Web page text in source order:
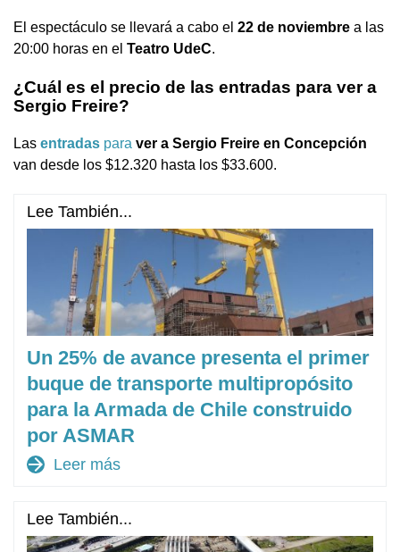
El espectáculo se llevará a cabo el 22 de noviembre a las
20:00 horas en el Teatro UdeC.
¿Cuál es el precio de las entradas para ver a
Sergio Freire?
Las entradas para ver a Sergio Freire en Concepción
van desde los $12.320 hasta los $33.600.
Lee También...
Un 25% de avance presenta el primer
buque de transporte multipropósito
para la Armada de Chile construido
por ASMAR
arrow_forward Leer más
Lee También...